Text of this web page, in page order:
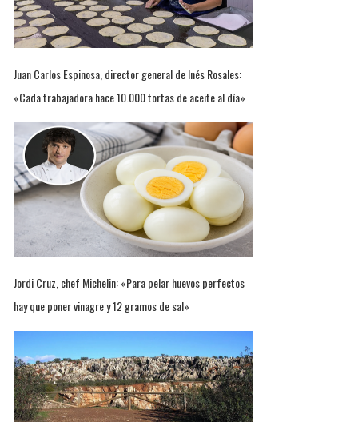
Juan Carlos Espinosa, director general de Inés Rosales:
«Cada trabajadora hace 10.000 tortas de aceite al día»
Jordi Cruz, chef Michelin: «Para pelar huevos perfectos
hay que poner vinagre y 12 gramos de sal»